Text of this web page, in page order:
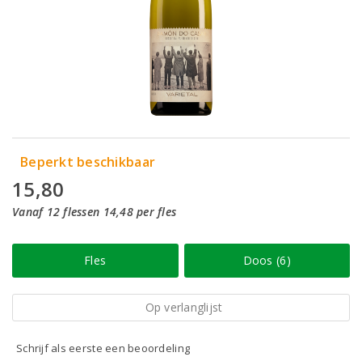
Beperkt beschikbaar
15,80
Vanaf 12 flessen 14,48 per fles
Fles Doos (6)
Op verlanglijst
Schrijf als eerste een beoordeling